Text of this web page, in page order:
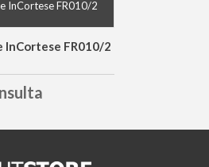
DETALHES
InCortese FR010/2